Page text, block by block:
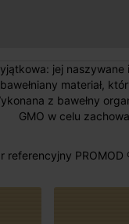
jej
materiał,
z bawełny
GMO w celu
referencyjny